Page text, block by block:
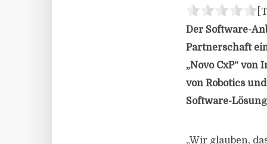
Der Software-
Partnerschaft
„Novo CxP“
von Robotics
Software-
„Wir glauben,